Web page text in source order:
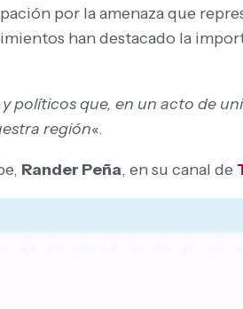
por la amenaza que
han destacado la
políticos que, en un acto de
región«.
Rander Peña, en su canal de